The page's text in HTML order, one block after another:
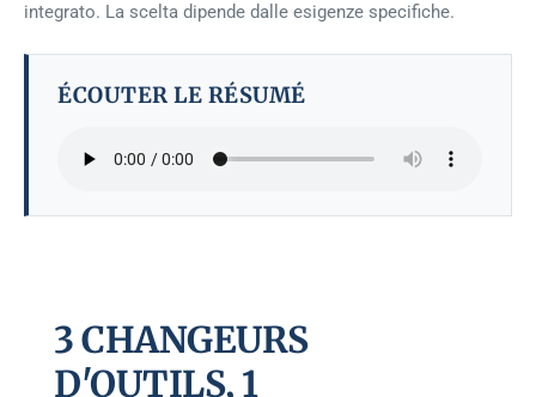
integrato. La scelta dipende dalle esigenze specifiche.
ÉCOUTER LE RÉSUMÉ
3 CHANGEURS
D'OUTILS, 1